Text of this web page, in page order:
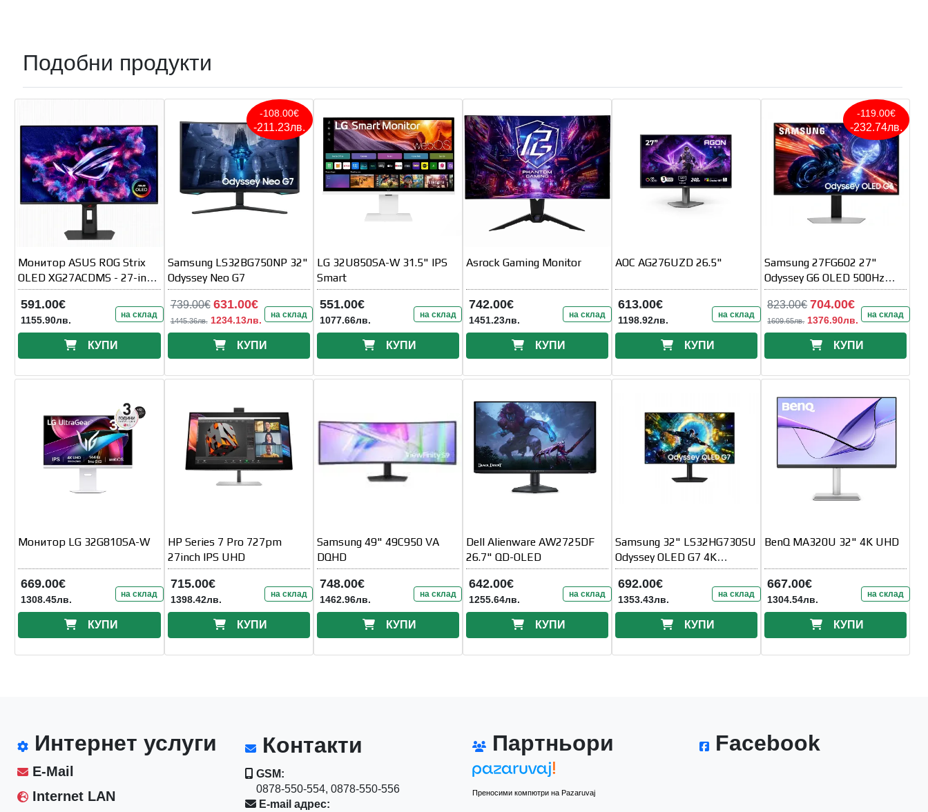
Подобни продукти
Монитор ASUS ROG Strix
OLED XG27ACDMS - 27-inch
QD-OLED WQHD
(2560x1440)
591.00€
1155.90лв. на склад
КУПИ
-108.00€
-211.23лв.
Samsung LS32BG750NP 32"
Odyssey Neo G7
739.00€ 631.00€
1445.36лв. 1234.13лв. на склад
КУПИ
LG 32U850SA-W 31.5" IPS
Smart
551.00€
1077.66лв. на склад
КУПИ
Asrock Gaming Monitor
742.00€
1451.23лв. на склад
КУПИ
AOC AG276UZD 26.5"
613.00€
1198.92лв. на склад
КУПИ
-119.00€
-232.74лв.
Samsung 27FG602 27"
Odyssey G6 OLED 500Hz
0.03ms 2560x1440 DP HDMI
Silver
823.00€ 704.00€
1609.65лв. 1376.90лв. на склад
КУПИ
Монитор LG 32G810SA-W
669.00€
1308.45лв. на склад
КУПИ
HP Series 7 Pro 727pm
27inch IPS UHD
715.00€
1398.42лв. на склад
КУПИ
Samsung 49" 49C950 VA
DQHD
748.00€
1462.96лв. на склад
КУПИ
Dell Alienware AW2725DF
26.7" QD-OLED
642.00€
1255.64лв. на склад
КУПИ
Samsung 32" LS32HG730SU
Odyssey OLED G7 4K
3840x2160 0.03ms Max 4K
165Hz / FHD
692.00€
1353.43лв. на склад
КУПИ
BenQ MA320U 32" 4K UHD
667.00€
1304.54лв. на склад
КУПИ
Интернет услуги
E-Mail
Internet LAN
Контакти
GSM:
0878-550-554, 0878-550-556
E-mail адрес:
Партньори
Преносими компютри на Pazaruvaj
Facebook